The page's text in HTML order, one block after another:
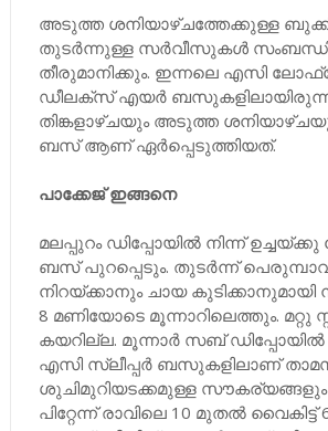
അടുത്ത ശനിയാഴ്ചത്തേക്കുള്ള
തുടർന്നുള്ള സർവീസുകൾ സംബന്ധിച്ച്
തീരുമാനിക്കും. ഇന്നലെ എസി
ഡീലക്സ് എയർ
തിങ്കളാഴ്ചയും അടുത്ത
ബസ് ആണ് ഏർപ്പെടുത്തിയത്.
പാക്കേജ് ഇങ്ങനെ
മലപ്പുറം ഡിപ്പോയിൽ നിന്ന് ഉച്ചയ്ക്കു
ബസ് പുറപ്പെടും. തുടർന്ന്
നിറയ്ക്കാനും ചായ കുടിക്കാനുമായി
8 മണിയോടെ മൂന്നാറിലെത്തും. മറ്റു
കയറില്ല. മൂന്നാർ സബ് ഡിപ്പോയിൽ
എസി സ്ലീപ്പർ ബസുകളിലാണ്
ശുചിമുറിയടക്കമുള്ള
പിറ്റേന്ന് രാവിലെ 10 മുതൽ